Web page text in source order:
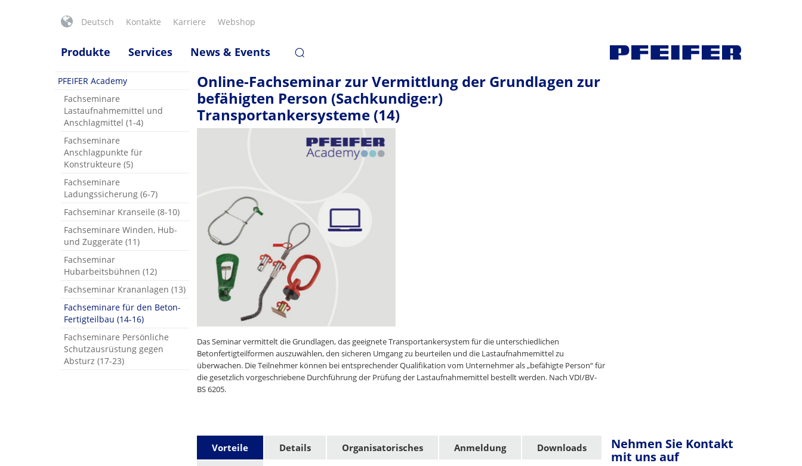
Deutsch Kontakte Karriere Webshop
Produkte Services News & Events
PFEIFER Academy
Fachseminare
Lastaufnahmemittel und
Anschlagmittel (1-4)
Fachseminare
Anschlagpunkte für
Konstrukteure (5)
Fachseminare
Ladungssicherung (6-7)
Fachseminar Kranseile (8-10)
Fachseminare Winden, Hub-
und Zuggeräte (11)
Fachseminar
Hubarbeitsbühnen (12)
Fachseminar Krananlagen (13)
Fachseminare für den Beton-
Fertigteilbau (14-16)
Fachseminare Persönliche
Schutzausrüstung gegen
Absturz (17-23)
Online-Fachseminar zur Vermittlung der Grundlagen zur
befähigten Person (Sachkundige:r)
Transportankersysteme (14)
Das Seminar vermittelt die Grundlagen, das geeignete Transportankersystem für die unterschiedlichen
Betonfertigteilformen auszuwählen, den sicheren Umgang zu beurteilen und die Lastaufnahmemittel zu
überwachen. Die Teilnehmer können bei entsprechender Qualifikation vom Unternehmer als „befähigte Person“ für
die gesetzlich vorgeschriebene Durchführung der Prüfung der Lastaufnahmemittel bestellt werden. Nach VDI/BV-
BS 6205.
Vorteile Details Organisatorisches Anmeldung Downloads
Nehmen Sie Kontakt
mit uns auf